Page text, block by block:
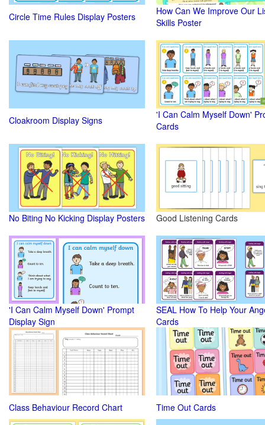
Circle Time Rules Display Posters
How Can We Improve Our
Skills Poster
Cloakroom Display Signs
'I Can Calm Myself Down'
Cards
No Biting No Kicking Display Posters Good Listening Cards
'I Can Calm Myself Down' Prompt
Display Sign
SEAL How To Help Your
Cards
Class Behaviour Record Chart Time Out Cards